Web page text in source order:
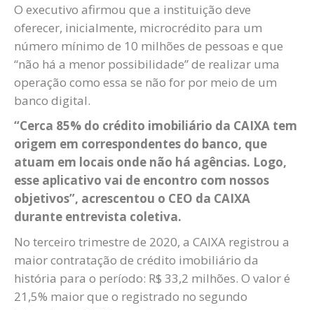
O executivo afirmou que a instituição deve
oferecer, inicialmente, microcrédito para um
número mínimo de 10 milhões de pessoas e que
“não há a menor possibilidade” de realizar uma
operação como essa se não for por meio de um
banco digital.
“Cerca 85% do crédito imobiliário da CAIXA tem
origem em correspondentes do banco, que
atuam em locais onde não há agências. Logo,
esse aplicativo vai de encontro com nossos
objetivos”, acrescentou o CEO da CAIXA
durante entrevista coletiva.
No terceiro trimestre de 2020, a CAIXA registrou a
maior contratação de crédito imobiliário da
história para o período: R$ 33,2 milhões. O valor é
21,5% maior que o registrado no segundo